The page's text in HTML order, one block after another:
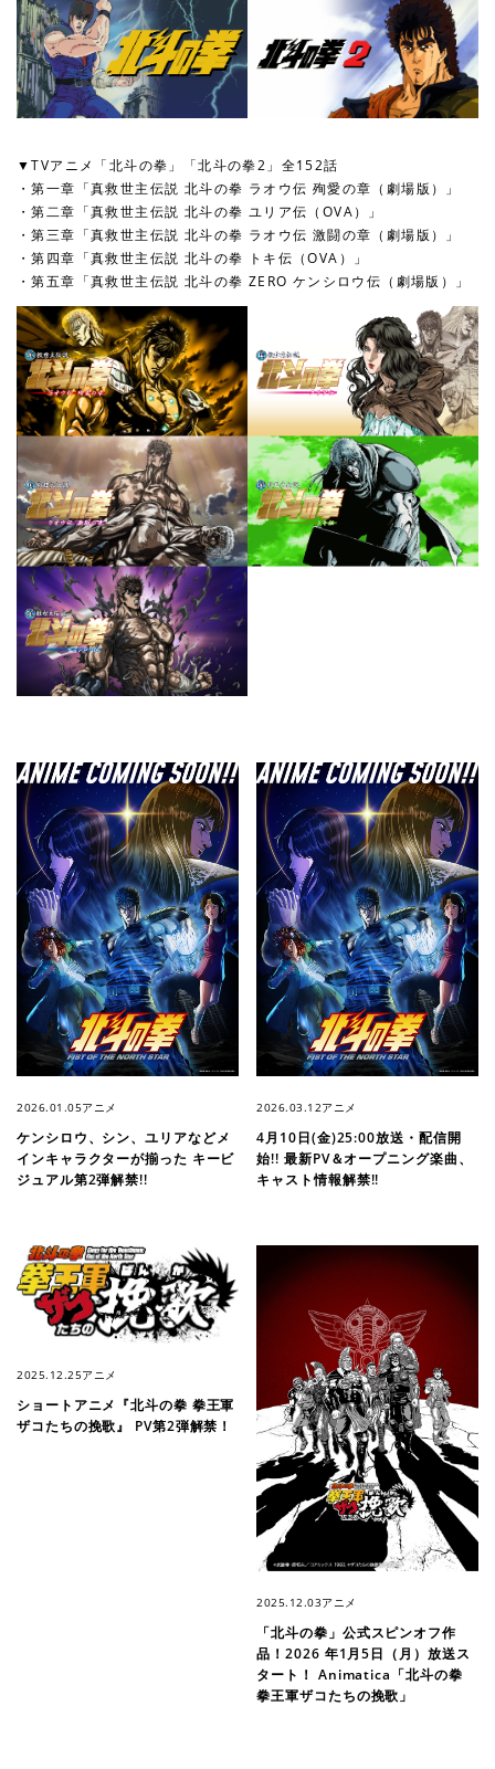
▼TVアニメ「北斗の拳」「北斗の拳2」全152話
・第一章「真救世主伝説 北斗の拳 ラオウ伝 殉愛の章（劇場版）」
・第二章「真救世主伝説 北斗の拳 ユリア伝（OVA）」
・第三章「真救世主伝説 北斗の拳 ラオウ伝 激闘の章（劇場版）」
・第四章「真救世主伝説 北斗の拳 トキ伝（OVA）」
・第五章「真救世主伝説 北斗の拳 ZERO ケンシロウ伝（劇場版）」
2026.01.05アニメ
ケンシロウ、シン、ユリアなどメ
インキャラクターが揃った キービ
ジュアル第2弾解禁!!
2026.03.12アニメ
4月10日(金)25:00放送・配信開
始!! 最新PV＆オープニング楽曲、
キャスト情報解禁!!
2025.12.25アニメ
ショートアニメ『北斗の拳 拳王軍
ザコたちの挽歌』 PV第2弾解禁！
2025.12.03アニメ
「北斗の拳」公式スピンオフ作
品！2026 年1月5日（月）放送ス
タート！ Animatica「北斗の拳
拳王軍ザコたちの挽歌」